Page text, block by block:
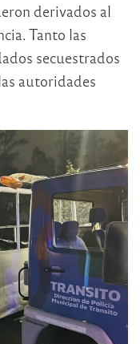
derivados al
Tanto las
secuestrados
autoridades